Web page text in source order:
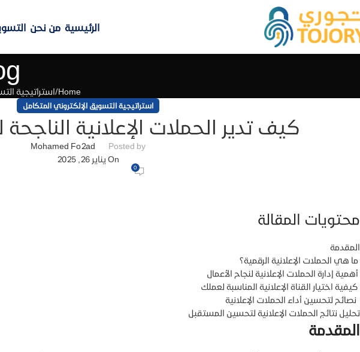
الرئيسية من نحن
Home استراتيجية
استراتيجية التسويق الإلكتروني المتكامل
كيف تدير الحملات الإعلانية الناجحة
Posted by
Mohamed Fo2ad
On يناير 26, 2025
0
محتويات المقالة
المقدمة
ما هي الحملات الإعلانية الرقمية؟
أهمية إدارة الحملات الإعلانية لنجاح الأعمال
كيفية اختيار القناة الإعلانية المناسبة لعملك
نصائح لتحسين أداء الحملات الإعلانية
تحليل نتائج الحملات الإعلانية لتحسين المستقبل
المقدمة